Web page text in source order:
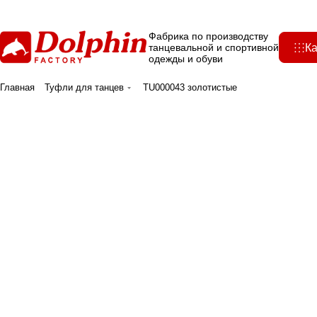
Фабрика по производству
танцевальной и спортивной
одежды и обуви
Главная Туфли для танцев TU000043 золотистые